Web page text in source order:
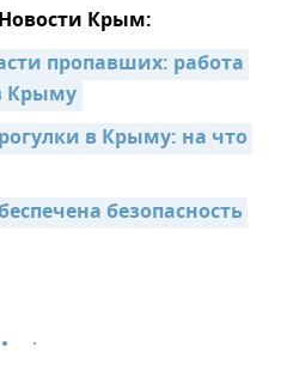
Крым:
пропавших: работа
Крыму
в Крыму: на что
безопасность